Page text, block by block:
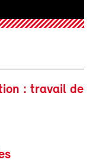
: travail de